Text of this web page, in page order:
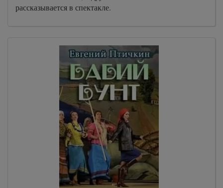
рассказывается в спектакле.